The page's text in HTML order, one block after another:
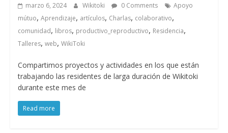
marzo 6, 2024 Wikitoki 0 Comments
Apoyo
mútuo, Aprendizaje, artículos, Charlas, colaborativo,
comunidad, libros, productivo_reproductivo, Residencia,
Talleres, web, WikiToki
Compartimos proyectos y actividades en los que están
trabajando las residentes de larga duración de Wikitoki
durante este mes de
Read more